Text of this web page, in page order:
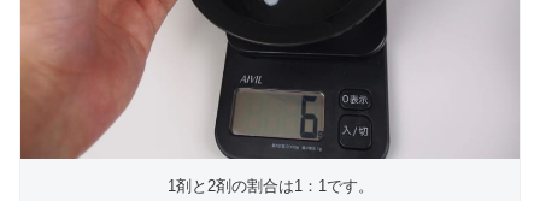
1剤と2剤の割合は1：1です。